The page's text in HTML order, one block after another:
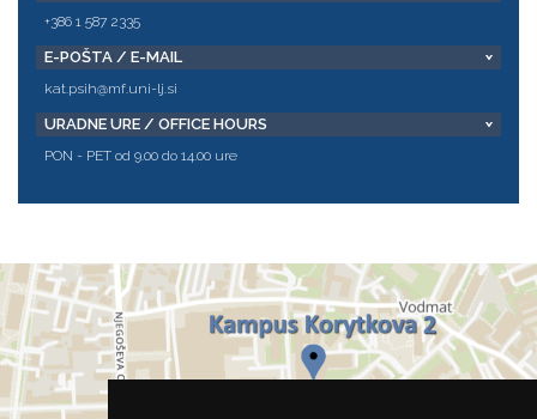
+386 1 587 2335
E-POŠTA / E-MAIL
kat.psih@mf.uni-lj.si
URADNE URE / OFFICE HOURS
PON - PET od 9.00 do 14.00 ure